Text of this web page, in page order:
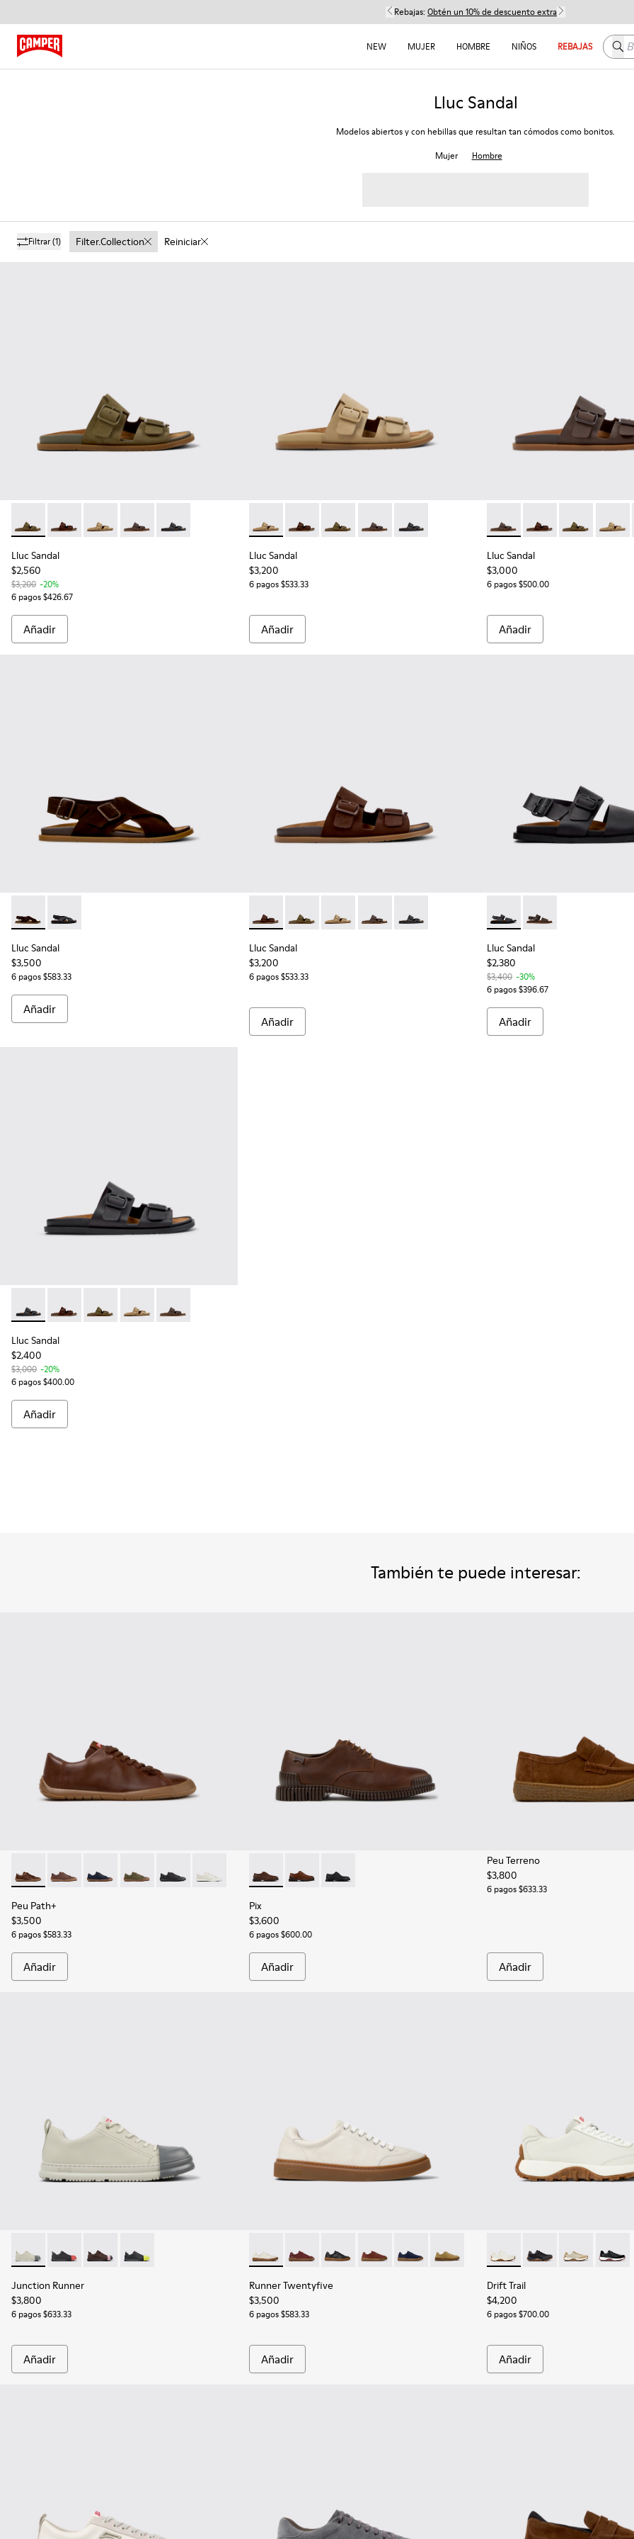
Rebajas: Obtén un 10% de descuento extra
NEW MUJER HOMBRE NIÑOS REBAJAS
Lluc Sandal
Modelos abiertos y con hebillas que resultan tan cómodos como bonitos.
Mujer
Hombre
Filtrar(1) Filter.collection Reiniciar
Lluc Sandal - K101091-004 - Sandalias de ante verdes para hombre.
Lluc Sandal - K101091-005 - Sandalias de ante marrón para hombre.
Lluc Sandal - K101091-003 - Sandalias de ante marrón para hombre.
Lluc Sandal - K101091-002 - Sandalias de piel marrones para hombre.
Lluc Sandal - K101091-001 - Sandalias de piel negras para hombre.
Lluc Sandal
$2,560
$3,200 -20%
6 pagos $426.67
Añadir
Lluc Sandal - K101091-003 - Sandalias de ante marrón para hombre.
Lluc Sandal - K101091-005 - Sandalias de ante marrón para hombre.
Lluc Sandal - K101091-004 - Sandalias de ante verdes para
Lluc Sandal - K101091-002 - Sandalias de piel marrones
Lluc Sandal - K101091-001 - Sandalias de piel
Lluc Sandal
$3,200
6 pagos $533.33
Añadir
Lluc Sandal - K101091-002 -
Lluc Sandal -Lluc Sandal -
Lluc
Lluc Sandal
$3,000
6 pagos $500.00
Añadir
Lluc Sandal - K101093-001 - Sandalias de ante marrones para hombre.
Lluc Sandal - K101093-004 - Sandalias de piel negras para hombre.
Lluc Sandal
$3,500
6 pagos $583.33
Añadir
Lluc Sandal - K101091-005 - Sandalias de ante marrón para hombre.
Lluc Sandal - K101091-004 - Sandalias de ante verdes para hombre.
Lluc Sandal - K101091-003 - Sandalias de ante marrón para
Lluc Sandal - K101091-002 - Sandalias de piel marrones
Lluc Sandal - K101091-001 - Sandalias de piel
Lluc Sandal
$3,200
6 pagos $533.33
Añadir
Lluc Sandal - K101092-001 -
Lluc Sandal -
Lluc Sandal
$2,380
$3,400 -30%
6 pagos $396.67
Añadir
Lluc Sandal - K101091-001 - Sandalias de piel negras para hombre.
Lluc Sandal - K101091-005 - Sandalias de ante marrón para hombre.
Lluc Sandal - K101091-004 - Sandalias de ante verdes para hombre.
Lluc Sandal - K101091-003 - Sandalias de ante marrón para hombre.
Lluc Sandal - K101091-002 - Sandalias de piel marrones para hombre.
Lluc Sandal
$2,400
$3,000 -20%
6 pagos $400.00
Añadir
También te puede interesar:
Peu Path+ - K101114-011 - Zapatos de piel marrones para hombre.
Peu Path+ - K101114-007
Peu Path+ - K101114-005
Peu Path+ - K101114-004
Peu Path+ - K101114-002
Peu Path+ - K101114-001
Peu Path+
$3,500
6 pagos $583.33
Añadir
Pix - K101076-010 - Zapatos de piel marrones para hombre.
Pix - K101076-005
Pix - K101076-001
Pix
$3,600
6 pagos $600.00
Añadir
Peu Terreno
$3,800
6 pagos $633.33
Añadir
Junction Runner - K100978-004 - Zapatillas de piel grises para hombre.
Junction Runner - K100978-009
Junction Runner - K100978-007
Junction Runner - K100978-002 - Zapatillas de piel negras para hombre.
Junction Runner
$3,800
6 pagos $633.33
Añadir
Runner Twentyfive - K101105-009 - Zapatillas de piel blancas para hombre.
Runner Twentyfive - K101105-012 - Zapatillas de piel burdeos para
Runner Twentyfive - K101105-010
Runner Twentyfive - K101105-006
Runner Twentyfive - K101105-005
Runner Twentyfive - K101105-002
Runner Twentyfive
$3,500
6 pagos $583.33
Añadir
Drift Trail - K100928-001 -
Drift Trail - K100928-
Drift Trail -
Drift
Drift Trail
$4,200
6 pagos $700.00
Añadir